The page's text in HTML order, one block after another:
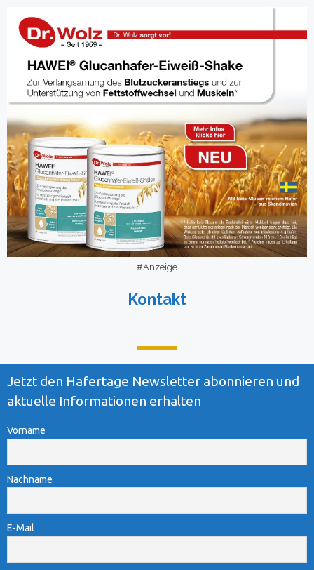
#Anzeige
Kontakt
Jetzt den Hafertage Newsletter abonnieren und
aktuelle Informationen erhalten
Vorname
Nachname
E-Mail